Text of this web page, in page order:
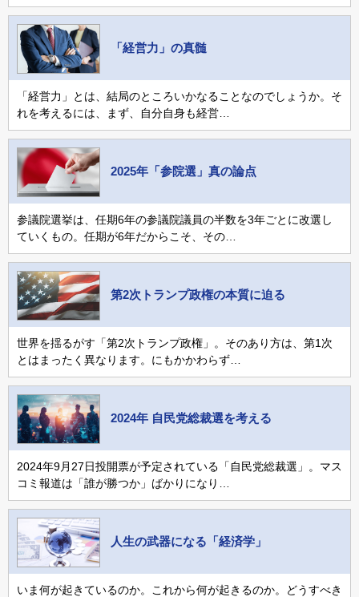
「経営力」の真髄
「経営力」とは、結局のところいかなることなのでしょうか。そ
れを考えるには、まず、自分自身も経営…
2025年「参院選」真の論点
参議院選挙は、任期6年の参議院議員の半数を3年ごとに改選し
ていくもの。任期が6年だからこそ、その…
第2次トランプ政権の本質に迫る
世界を揺るがす「第2次トランプ政権」。そのあり方は、第1次
とはまったく異なります。にもかかわらず…
2024年 自民党総裁選を考える
2024年9月27日投開票が予定されている「自民党総裁選」。マス
コミ報道は「誰が勝つか」ばかりになり…
人生の武器になる「経済学」
いま何が起きているのか。これから何が起きるのか。どうすべき